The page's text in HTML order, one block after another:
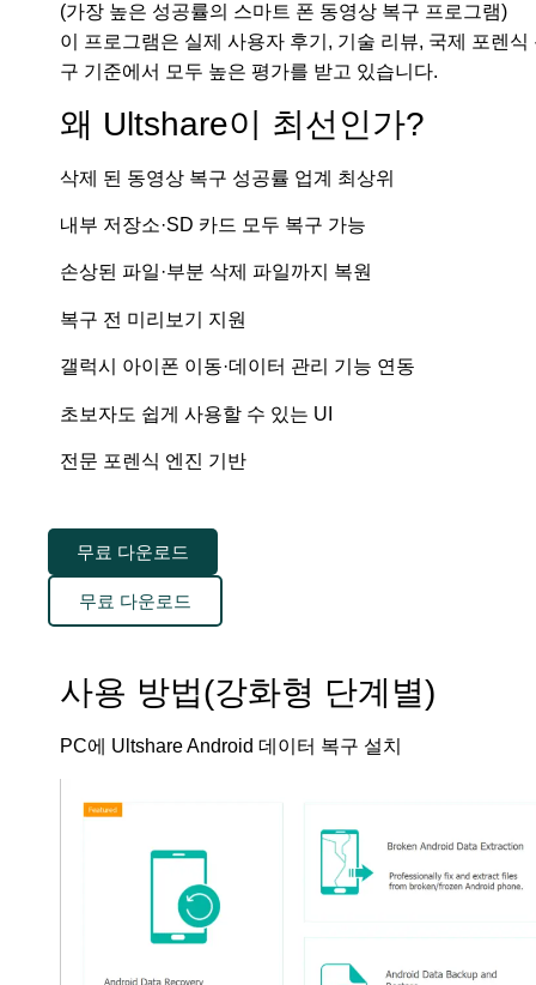
(가장 높은 성공률의 스마트 폰 동영상 복구 프로그램)
이 프로그램은 실제 사용자 후기, 기술 리뷰, 국제 포렌식
구 기준에서 모두 높은 평가를 받고 있습니다.
왜 Ultshare이 최선인가?
삭제 된 동영상 복구 성공률 업계 최상위
내부 저장소·SD 카드 모두 복구 가능
손상된 파일·부분 삭제 파일까지 복원
복구 전 미리보기 지원
갤럭시 아이폰 이동·데이터 관리 기능 연동
초보자도 쉽게 사용할 수 있는 UI
전문 포렌식 엔진 기반
무료 다운로드
무료 다운로드
사용 방법(강화형 단계별)
PC에 Ultshare Android 데이터 복구 설치